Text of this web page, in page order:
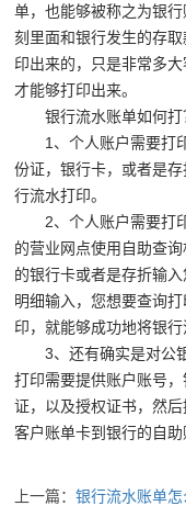
单，也能够被称之为银
刻里面和银行发生的存
印出来的，只是非常多
才能够打印出来。
银行流水账单如何打
1、个人账户需要打印
份证，银行卡，或者是
行流水打印。
2、个人账户需要打印
的营业网点使用自助查
的银行卡或者是存折输
明细输入，您想要查询
印，就能够成功地将银行
3、还有确实是对公银
打印需要提供账户账号
证，以及授权证书，然
客户账单卡到银行的自助
上一篇：银行流水账单怎